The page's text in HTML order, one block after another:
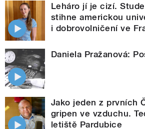
Leháro jí je cizí.
stihne americkou
i dobrovolničení ve
Daniela Pražanová:
Jako jeden z prvních
gripen ve vzduchu.
letiště Pardubice